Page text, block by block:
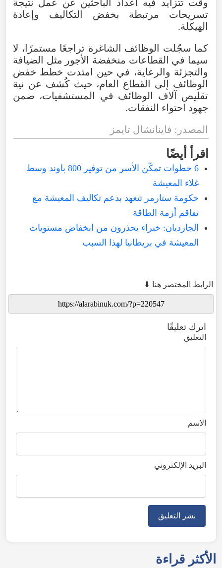
وقت تتزايد فيه أعداد الباحثين عن عمل نتيجة
تسريحات مرتبطة بخفض التكاليف وإعادة
الهيكلة.
كما سجّلت الوظائف الشاغرة تراجعًا مستمرًا، لا
سيما في القطاعات منخفضة الأجور مثل الضيافة
والتجزئة والرعاية، في حين امتدت خطط خفض
الوظائف إلى القطاع العام، حيث كُشف عن نية
تقليص آلاف الوظائف في المستشفيات، ضمن
جهود احتواء النفقات.
المصدر: فاينانشال تايمز
اقرأ أيضًا
6 خطوات تمكّن الأسر من توفير 800 باوند وسط
غلاء المعيشة
حكومة ستارمر تتعهد بدعم تكاليف المعيشة مع
تفاقم أزمة الطاقة
الجارديان: خبراء يحذرون من انخفاض مستويات
المعيشة في بريطانيا لهذا السبب
الرابط المختصر هنا ⬇
اترك تعليقًا
التعليق
الاسم
البريد الإلكتروني
الأكثر قراءة